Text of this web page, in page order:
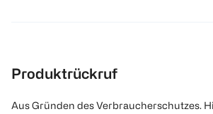
Produktrückruf
Aus Gründen des Verbraucherschutzes.